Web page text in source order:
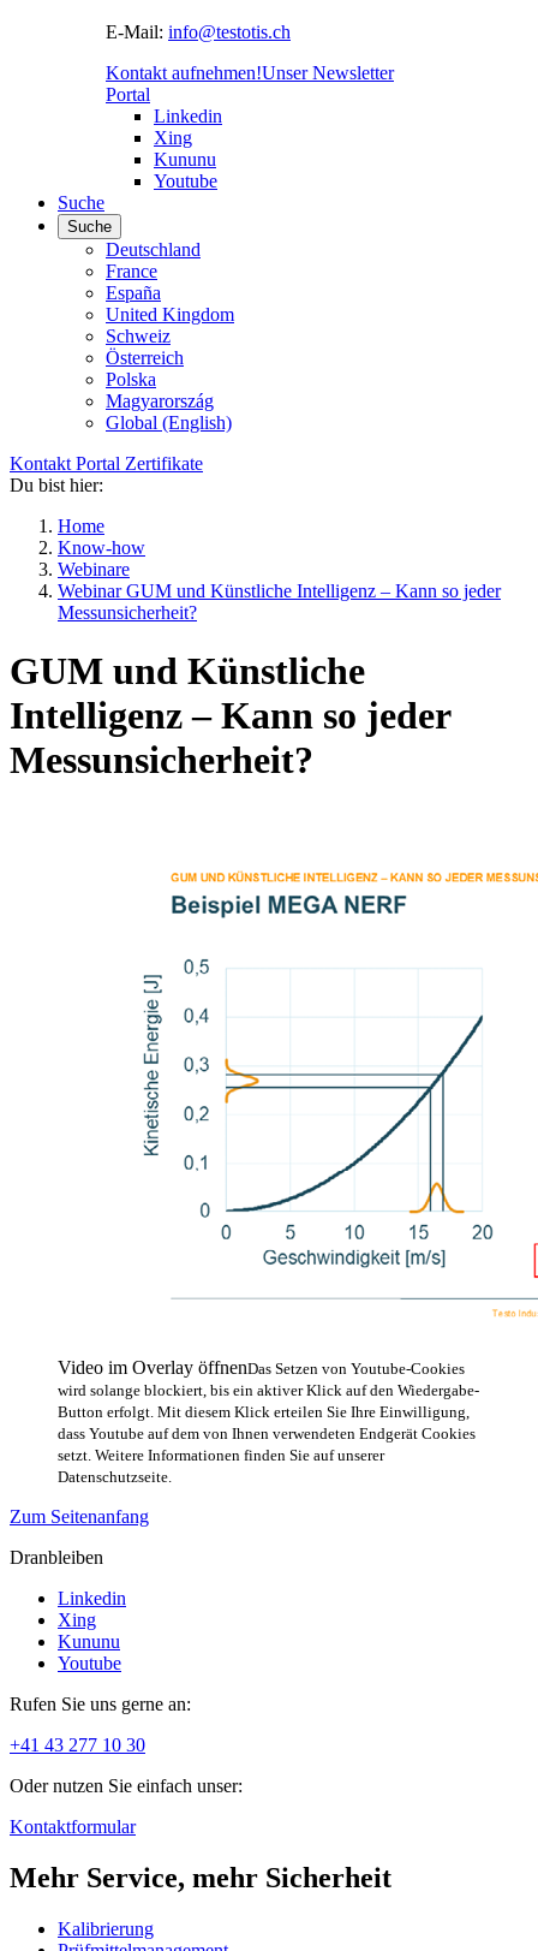
E-Mail: info@testotis.ch
Kontakt aufnehmen!Unser Newsletter
Portal
Linkedin
Xing
Kununu
Youtube
Suche
Suche
Deutschland
France
España
United Kingdom
Schweiz
Österreich
Polska
Magyarország
Global (English)
Kontakt Portal Zertifikate
Du bist hier:
Home
Know-how
Webinare
Webinar GUM und Künstliche Intelligenz – Kann so jeder
Messunsicherheit?
GUM und Künstliche
Intelligenz – Kann so jeder
Messunsicherheit?
Video im Overlay öffnenDas Setzen von Youtube-Cookies
wird solange blockiert, bis ein aktiver Klick auf den Wiedergabe-
Button erfolgt. Mit diesem Klick erteilen Sie Ihre Einwilligung,
dass Youtube auf dem von Ihnen verwendeten Endgerät Cookies
setzt. Weitere Informationen finden Sie auf unserer
Datenschutzseite.
Zum Seitenanfang
Dranbleiben
Linkedin
Xing
Kununu
Youtube
Rufen Sie uns gerne an:
+41 43 277 10 30
Oder nutzen Sie einfach unser:
Kontaktformular
Mehr Service, mehr Sicherheit
Kalibrierung